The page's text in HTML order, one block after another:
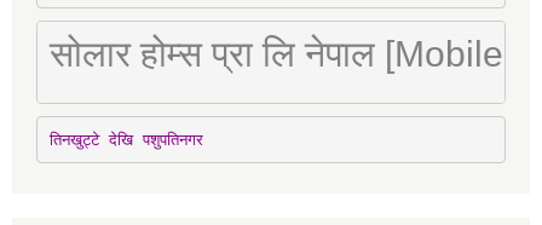
सोलार होम्स प्रा लि नेपाल [Mobile
तिनखुट्टे देखि पशुपतिनगर